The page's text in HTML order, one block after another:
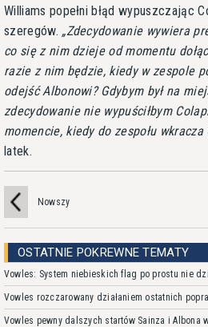
Williams popełni błąd wypuszczając
szeregów. Zdecydowanie wywiera
co się z nim dzieje od momentu
razie z nim będzie, kiedy w zespole
odejść Albonowi? Gdybym był na
zdecydowanie nie wypuściłbym
momencie, kiedy do zespołu wkracza
latek.
Nowszy
OSTATNIE POKREWNE TEMATY
Vowles: System niebieskich flag po prostu nie
Vowles rozczarowany działaniem ostatnich
Vowles pewny dalszych startów Sainza i Albona